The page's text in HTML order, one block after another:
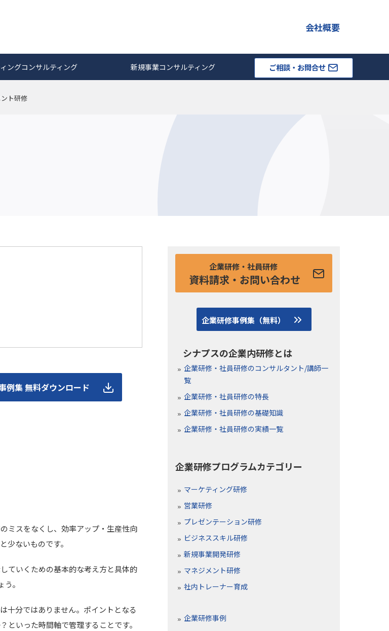
会社概要
ングコンサルティング 新規事業コンサルティング ご相談・お問合せ
ト研修
例集 無料ダウンロード
ミスをなくし、効率アップ・生産性向
少ないものです。
ていくための基本的な考え方と具体的
。
十分ではありません。ポイントとなる
といった時間軸で管理することです。
シナプスの企業内研修とは
企業研修・社員研修のコンサルタント/講師一
覧
企業研修・社員研修の特長
企業研修・社員研修の基礎知識
企業研修・社員研修の実績一覧
企業研修プログラムカテゴリー
マーケティング研修
営業研修
プレゼンテーション研修
ビジネススキル研修
新規事業開発研修
マネジメント研修
社内トレーナー育成
企業研修事例
企業研修事例集（無料）
企業研修・社員研修
資料請求・お問い合わせ